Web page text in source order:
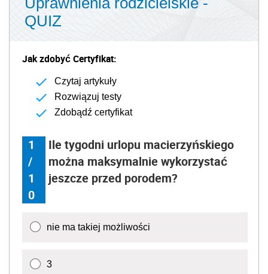
QUIZ
Jak zdobyć Certyfikat:
Czytaj artykuły
Rozwiązuj testy
Zdobądź certyfikat
1
/
1
0
Ile tygodni urlopu macierzyńskiego
można maksymalnie wykorzystać
jeszcze przed porodem?
nie ma takiej możliwości
3